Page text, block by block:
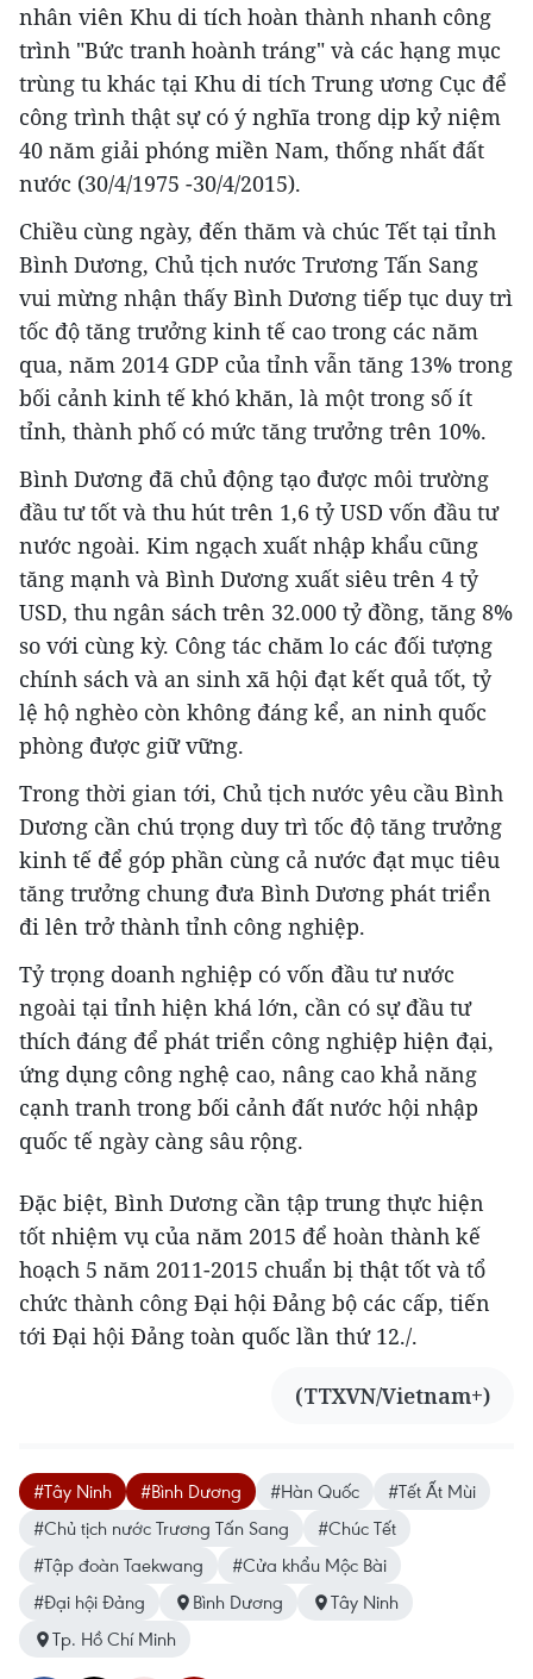
nhân viên Khu di tích hoàn thành nhanh công
trình "Bức tranh hoành tráng" và các hạng mục
trùng tu khác tại Khu di tích Trung ương Cục để
công trình thật sự có ý nghĩa trong dịp kỷ niệm
40 năm giải phóng miền Nam, thống nhất đất
nước (30/4/1975 -30/4/2015).
Chiều cùng ngày, đến thăm và chúc Tết tại tỉnh
Bình Dương, Chủ tịch nước Trương Tấn Sang
vui mừng nhận thấy Bình Dương tiếp tục duy trì
tốc độ tăng trưởng kinh tế cao trong các năm
qua, năm 2014 GDP của tỉnh vẫn tăng 13% trong
bối cảnh kinh tế khó khăn, là một trong số ít
tỉnh, thành phố có mức tăng trưởng trên 10%.
Bình Dương đã chủ động tạo được môi trường
đầu tư tốt và thu hút trên 1,6 tỷ USD vốn đầu tư
nước ngoài. Kim ngạch xuất nhập khẩu cũng
tăng mạnh và Bình Dương xuất siêu trên 4 tỷ
USD, thu ngân sách trên 32.000 tỷ đồng, tăng 8%
so với cùng kỳ. Công tác chăm lo các đối tượng
chính sách và an sinh xã hội đạt kết quả tốt, tỷ
lệ hộ nghèo còn không đáng kể, an ninh quốc
phòng được giữ vững.
Trong thời gian tới, Chủ tịch nước yêu cầu Bình
Dương cần chú trọng duy trì tốc độ tăng trưởng
kinh tế để góp phần cùng cả nước đạt mục tiêu
tăng trưởng chung đưa Bình Dương phát triển
đi lên trở thành tỉnh công nghiệp.
Tỷ trọng doanh nghiệp có vốn đầu tư nước
ngoài tại tỉnh hiện khá lớn, cần có sự đầu tư
thích đáng để phát triển công nghiệp hiện đại,
ứng dụng công nghệ cao, nâng cao khả năng
cạnh tranh trong bối cảnh đất nước hội nhập
quốc tế ngày càng sâu rộng.
Đặc biệt, Bình Dương cần tập trung thực hiện
tốt nhiệm vụ của năm 2015 để hoàn thành kế
hoạch 5 năm 2011-2015 chuẩn bị thật tốt và tổ
chức thành công Đại hội Đảng bộ các cấp, tiến
tới Đại hội Đảng toàn quốc lần thứ 12./.
(TTXVN/Vietnam+)
#Tây Ninh #Bình Dương #Hàn Quốc
#Tết Ất Mùi
#Chủ tịch nước Trương Tấn Sang
#Chúc Tết
#Tập đoàn Taekwang
#Cửa khẩu Mộc Bài
#Đại hội Đảng
Bình Dương
Tây Ninh
Tp. Hồ Chí Minh